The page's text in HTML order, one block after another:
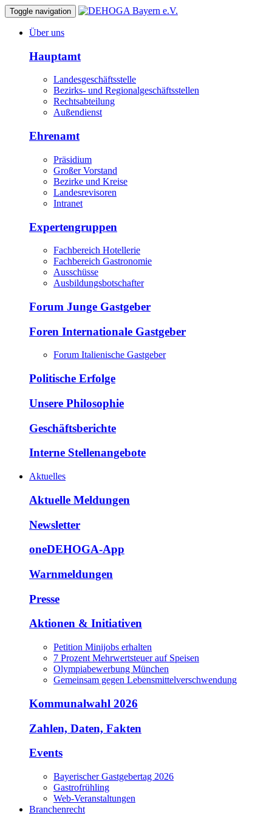
Toggle navigation
Über uns
Hauptamt
Landesgeschäftsstelle
Bezirks- und Regionalgeschäftsstellen
Rechtsabteilung
Außendienst
Ehrenamt
Präsidium
Großer Vorstand
Bezirke und Kreise
Landesrevisoren
Intranet
Expertengruppen
Fachbereich Hotellerie
Fachbereich Gastronomie
Ausschüsse
Ausbildungsbotschafter
Forum Junge Gastgeber
Foren Internationale Gastgeber
Forum Italienische Gastgeber
Politische Erfolge
Unsere Philosophie
Geschäftsberichte
Interne Stellenangebote
Aktuelles
Aktuelle Meldungen
Newsletter
oneDEHOGA-App
Warnmeldungen
Presse
Aktionen & Initiativen
Petition Minijobs erhalten
7 Prozent Mehrwertsteuer auf Speisen
Olympiabewerbung München
Gemeinsam gegen Lebensmittelverschwendung
Kommunalwahl 2026
Zahlen, Daten, Fakten
Events
Bayerischer Gastgebertag 2026
Gastrofrühling
Web-Veranstaltungen
Branchenrecht